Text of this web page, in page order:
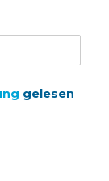
gelesen